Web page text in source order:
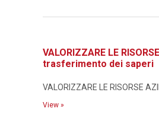
VALORIZZARE LE
trasferimento dei saperi
VALORIZZARE LE RISORSE
View »